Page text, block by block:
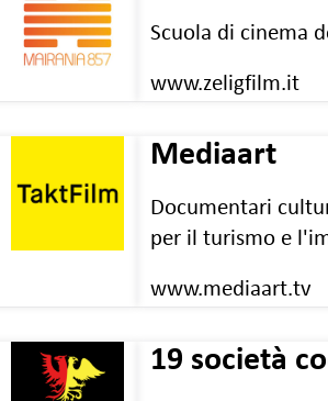
Scuola di cinema
www.zeligfilm.it
Mediaart
Documentari
per il turismo e
www.mediaart.tv
19 società